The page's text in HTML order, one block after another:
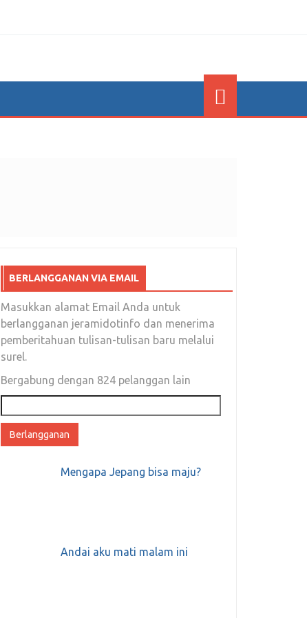
BERLANGGANAN VIA EMAIL
Masukkan alamat Email Anda untuk
berlangganan jeramidotinfo dan menerima
pemberitahuan tulisan-tulisan baru melalui
surel.
Bergabung dengan 824 pelanggan lain
email
Mengapa Jepang bisa maju?
Andai aku mati malam ini